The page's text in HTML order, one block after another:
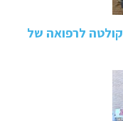
לרפואה של